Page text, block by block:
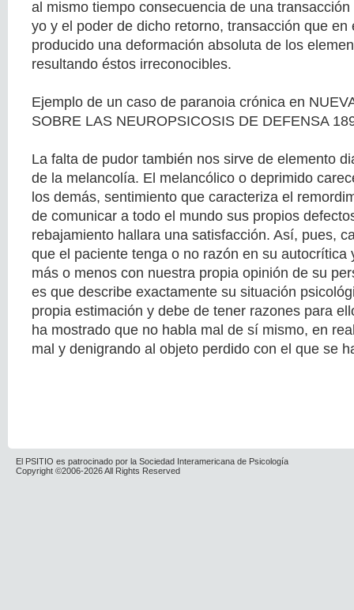
al mismo tiempo consecuencia de una
yo y el poder de dicho retorno, transacción que en
producido una deformación absoluta de los
resultando éstos irreconocibles.
Ejemplo de un caso de paranoia crónica en
SOBRE LAS NEUROPSICOSIS DE DEFENSA
La falta de pudor también nos sirve de elemento
de la melancolía. El melancólico o deprimido
los demás, sentimiento que caracteriza el
de comunicar a todo el mundo sus propios
rebajamiento hallara una satisfacción. Así, pues,
que el paciente tenga o no razón en su autocrítica
más o menos con nuestra propia opinión de su
es que describe exactamente su situación
propia estimación y debe de tener razones para
ha mostrado que no habla mal de sí mismo, en
mal y denigrando al objeto perdido con el que se
El PSITIO es patrocinado por la Sociedad Interamericana de Psicología
Copyright ©2006-2026 All Rights Reserved